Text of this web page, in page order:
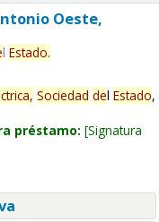
Oeste,
l Estado.
Sociedad del Estado,
préstamo: Signatura